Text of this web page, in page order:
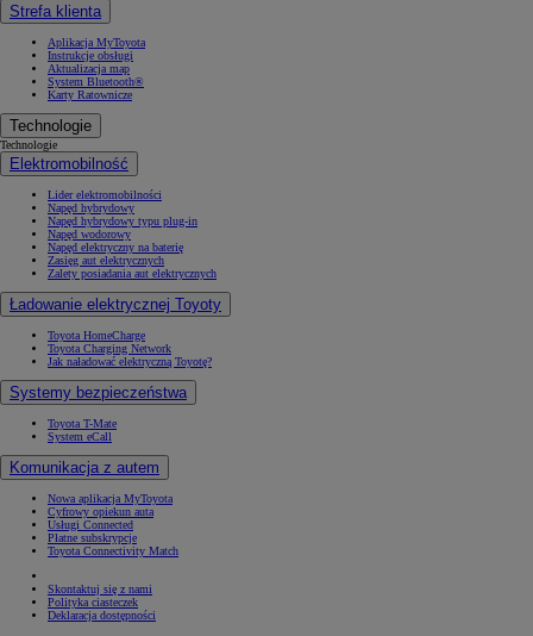
Strefa klienta
Aplikacja MyToyota
Instrukcje obsługi
Aktualizacja map
System Bluetooth®
Karty Ratownicze
Technologie
Technologie
Elektromobilność
Lider elektromobilności
Napęd hybrydowy
Napęd hybrydowy typu plug-in
Napęd wodorowy
Napęd elektryczny na baterię
Zasięg aut elektrycznych
Zalety posiadania aut elektrycznych
Ładowanie elektrycznej Toyoty
Toyota HomeCharge
Toyota Charging Network
Jak naładować elektryczną Toyotę?
Systemy bezpieczeństwa
Toyota T-Mate
System eCall
Komunikacja z autem
Nowa aplikacja MyToyota
Cyfrowy opiekun auta
Usługi Connected
Płatne subskrypcje
Toyota Connectivity Match
Skontaktuj się z nami
Polityka ciasteczek
Deklaracja dostępności